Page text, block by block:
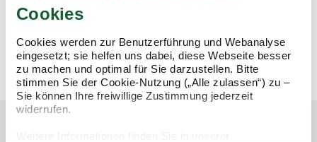
Cookies
Cookies werden zur Benutzerführung und Webanalyse
eingesetzt; sie helfen uns dabei, diese Webseite besser
zu machen und optimal für Sie darzustellen. Bitte
stimmen Sie der Cookie-Nutzung („Alle zulassen“) zu –
Sie können Ihre freiwillige Zustimmung jederzeit
widerrufen.
sichern damit Ihre Steuervorteile.
mehr erfahren
mehr erfahren